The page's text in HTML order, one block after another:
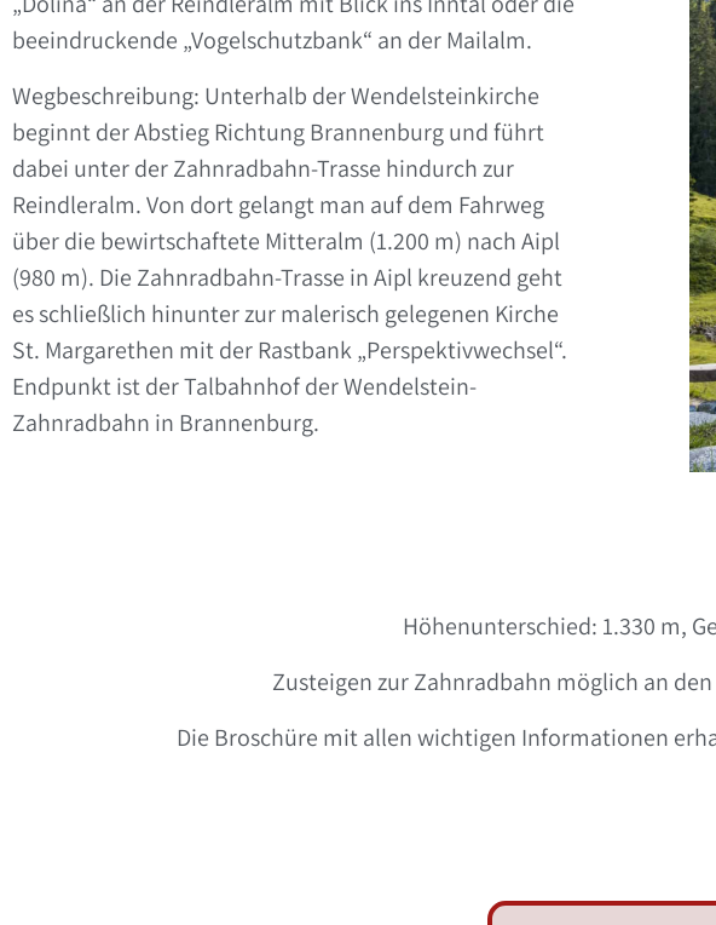
beeindruckende „Vogelschutzbank“ an der Mailalm.
Wegbeschreibung: Unterhalb der Wendelsteinkirche
beginnt der Abstieg Richtung Brannenburg und führt
dabei unter der Zahnradbahn-Trasse hindurch zur
Reindleralm. Von dort gelangt man auf dem Fahrweg
über die bewirtschaftete Mitteralm (1.200 m) nach Aipl
(980 m). Die Zahnradbahn-Trasse in Aipl kreuzend geht
es schließlich hinunter zur malerisch gelegenen Kirche
St. Margarethen mit der Rastbank „Perspektivwechsel“.
Endpunkt ist der Talbahnhof der Wendelstein-
Zahnradbahn in Brannenburg.
Höhenunterschied: 1.330 m,
Zusteigen zur Zahnradbahn möglich an
Die Broschüre mit allen wichtigen Informationen